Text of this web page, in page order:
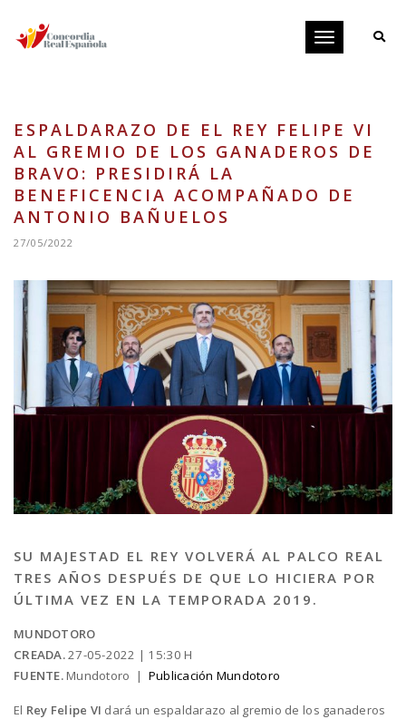
Toggle
ESPALDARAZO DE EL REY FELIPE VI
AL GREMIO DE LOS GANADEROS DE
BRAVO: PRESIDIRÁ LA
BENEFICENCIA ACOMPAÑADO DE
ANTONIO BAÑUELOS
27/05/2022
SU MAJESTAD EL REY VOLVERÁ AL PALCO REAL
TRES AÑOS DESPUÉS DE QUE LO HICIERA POR
ÚLTIMA VEZ EN LA TEMPORADA 2019.
MUNDOTORO
CREADA.27-05-2022 | 15:30 H
FUENTE.Mundotoro | Publicación Mundotoro
El Rey Felipe VI dará un espaldarazo al gremio de los ganaderos